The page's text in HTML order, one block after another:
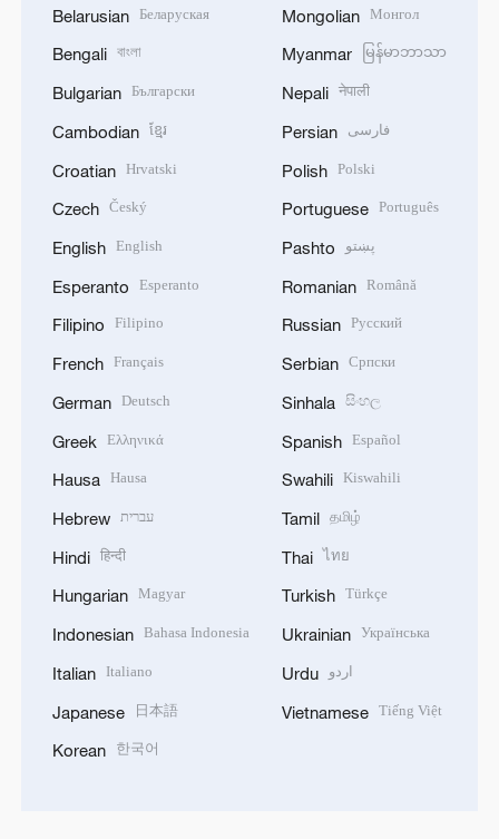
Belarusian Беларуская
Bengali বাংলা
Bulgarian Български
Cambodian ខ្មែរ
Croatian Hrvatski
Czech Český
English English
Esperanto Esperanto
Filipino Filipino
French Français
German Deutsch
Greek Ελληνικά
Hausa Hausa
Hebrew עברית
Hindi हिन्दी
Hungarian Magyar
Indonesian Bahasa Indonesia
Italian Italiano
Japanese 日本語
Korean 한국어
Mongolian Монгол
Myanmar မြန်မာဘာသာ
Nepali नेपाली
Persian فارسی
Polish Polski
Portuguese Português
Pashto پښتو
Romanian Română
Russian Русский
Serbian Српски
Sinhala සිංහල
Spanish Español
Swahili Kiswahili
Tamil தமிழ்
Thai ไทย
Turkish Türkçe
Ukrainian Українська
Urdu اردو
Vietnamese Tiếng Việt